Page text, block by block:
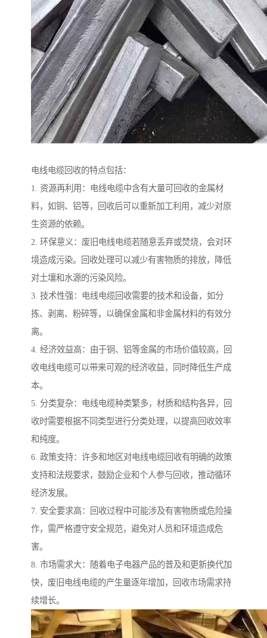
电线电缆回收的特点包括：
1. 资源再利用：电线电缆中含有大量可回收的金属材
料，如铜、铝等，回收后可以重新加工利用，减少对原
生资源的依赖。
2. 环保意义：废旧电线电缆若随意丢弃或焚烧，会对环
境造成污染。回收处理可以减少有害物质的排放，降低
对土壤和水源的污染风险。
3. 技术性强：电线电缆回收需要的技术和设备，如分
拣、剥离、粉碎等，以确保金属和非金属材料的有效分
离。
4. 经济效益高：由于铜、铝等金属的市场价值较高，回
收电线电缆可以带来可观的经济收益，同时降低生产成
本。
5. 分类复杂：电线电缆种类繁多，材质和结构各异，回
收时需要根据不同类型进行分类处理，以提高回收效率
和纯度。
6. 政策支持：许多和地区对电线电缆回收有明确的政策
支持和法规要求，鼓励企业和个人参与回收，推动循环
经济发展。
7. 安全要求高：回收过程中可能涉及有害物质或危险操
作，需严格遵守安全规范，避免对人员和环境造成危
害。
8. 市场需求大：随着电子电器产品的普及和更新换代加
快，废旧电线电缆的产生量逐年增加，回收市场需求持
续增长。